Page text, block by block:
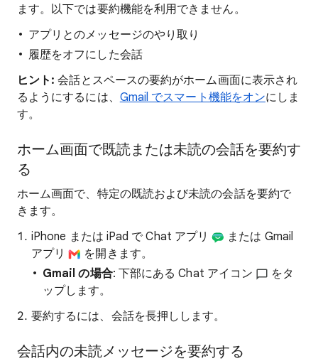
ます。以下では要約機能を利用できません。
アプリとのメッセージのやり取り
履歴をオフにした会話
ヒント: 会話とスペースの要約がホーム画面に表示され
るようにするには、 Gmail でスマート機能をオンにしま
す。
ホーム画面で既読または未読の会話を要約す
る
ホーム画面で、特定の既読および未読の会話を要約で
きます。
iPhone または iPad で Chat アプリ
または Gmail
アプリ
を開きます。
Gmail の場合: 下部にある Chat アイコン
をタ
ップします。
要約するには、会話を長押しします。
会話内の未読メッセージを要約する